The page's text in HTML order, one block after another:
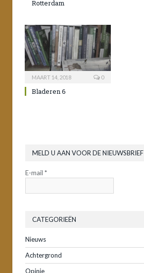
Rotterdam
MAART 14, 2018 0
Bladeren 6
MELD U AAN VOOR DE NIEUWSBRIEF
E-mail *
CATEGORIEËN
Nieuws
Achtergrond
Opinie